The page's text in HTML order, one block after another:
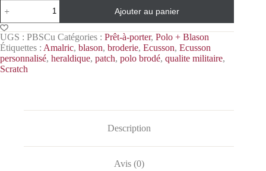
Ajouter au panier
UGS : PBSCu Catégories : Prêt-à-porter, Polo + Blason
Étiquettes : Amalric, blason, broderie, Ecusson, Ecusson
personnalisé, heraldique, patch, polo brodé, qualite militaire,
Scratch
Description
Avis (0)